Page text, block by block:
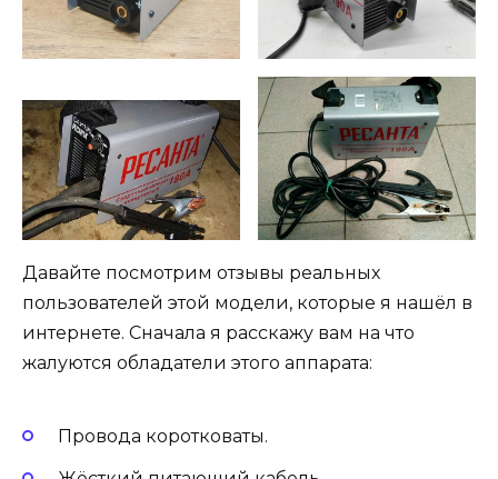
Давайте посмотрим отзывы реальных
пользователей этой модели, которые я нашёл в
интернете. Сначала я расскажу вам на что
жалуются обладатели этого аппарата:
Провода коротковаты.